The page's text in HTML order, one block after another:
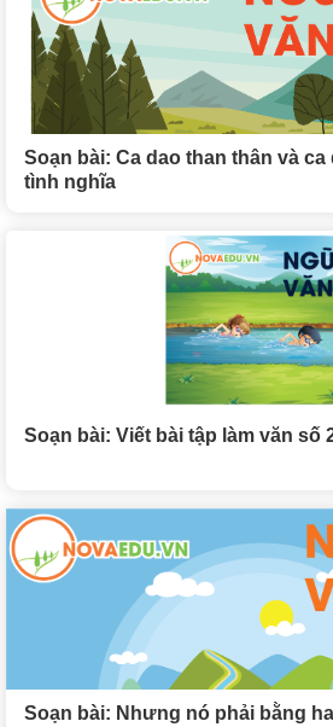
Soạn bài: Ca dao than thân và
tình nghĩa
Soạn bài: Viết bài tập làm văn số
Soạn bài: Nhưng nó phải bằng